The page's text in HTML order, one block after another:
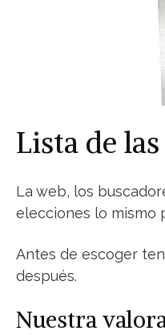
Lista de
La web, los
elecciones lo mismo
Antes de escoger
después.
Nuestra